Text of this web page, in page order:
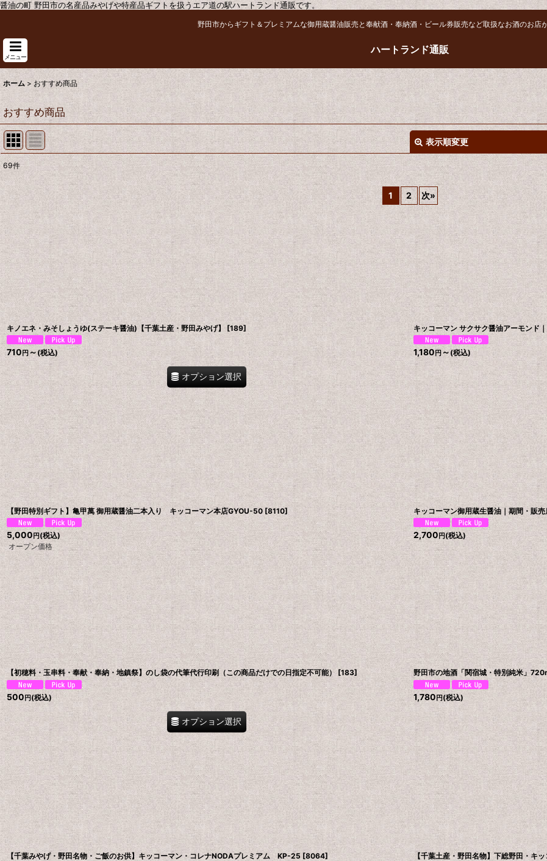
醤油の町 野田市の名産品みやげや特産品ギフトを扱うエア道の駅ハートランド通販です。
野田市からギフト＆プレミアムな御用蔵醤油販売と奉献酒・奉納酒・ビール券販売など取扱なお酒のお店
メニュー
ハートランド通販
ホーム > おすすめ商品
おすすめ商品
表示順変更
表示数
並び順:
絞り込む
69件
1 2 次»
キノエネ・みそしょうゆ(ステーキ醤油)【千葉土産・野田みやげ】 [189]
710 円～(税込)
オプション選択
キッコーマン サクサク醤油アーモンド
1,180円 ～ (税込)
【野田特別ギフト】亀甲萬 御用蔵醤油二本入り キッコーマン本店GYOU-50 [8110]
5,000 円 (税込)
オープン価格
キッコーマン御用蔵生醤油｜期間・販
2,700 円 (税込)
【初穂料・玉串料・奉献・奉納・地鎮祭】のし袋の代筆代行印刷（この商品だけでの日指定不可能） [183]
500円 (税込)
オプション選択
野田市の地酒「関宿城・特別純米」
1,780円 (税込)
【千葉みやげ・野田名物・ご飯のお供】キッコーマン・コレナNODAプレミアム KP-25 [8064] 【千葉土産・野田名物】下総野田・